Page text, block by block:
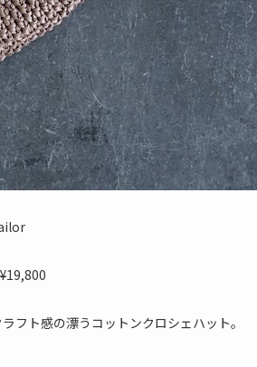
フト感の漂うコットンクロシェハット。